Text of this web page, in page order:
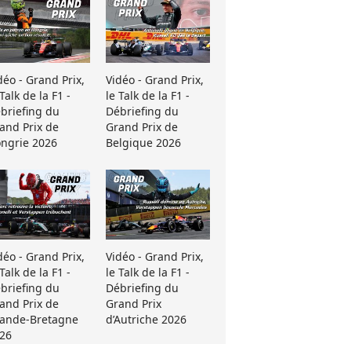
- Grand Prix,
de la F1 -
du
Prix de
2026
Vidéo - Grand Prix,
le Talk de la F1 -
Débriefing du
Grand Prix de
Belgique 2026
- Grand Prix,
de la F1 -
du
Prix de
Bretagne
Vidéo - Grand Prix,
le Talk de la F1 -
Débriefing du
Grand Prix
d’Autriche 2026